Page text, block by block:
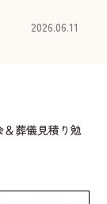
2026.06.11
＆葬儀見積り勉